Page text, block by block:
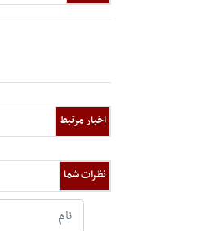
اخبار مرتبط
نظرات شما